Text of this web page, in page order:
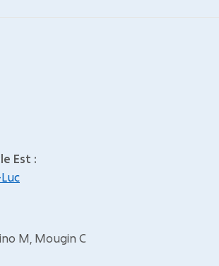
Est :
M, Mougin C